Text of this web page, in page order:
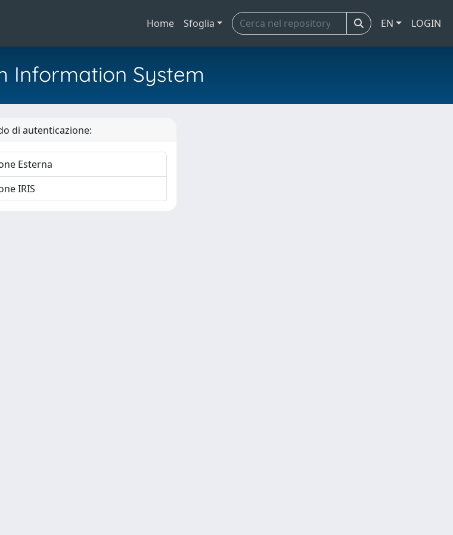
Home Sfoglia EN LOGIN
Information System
di autenticazione:
Esterna
IRIS